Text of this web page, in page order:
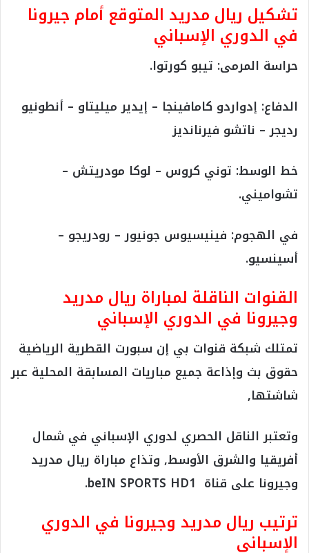
تشكيل ريال مدريد المتوقع أمام جيرونا
في الدوري الإسباني
حراسة المرمى: تيبو كورتوا.
الدفاع: إدواردو كامافينجا – إيدير ميليتاو – أنطونيو
رديجر – ناتشو فيرنانديز
خط الوسط: توني كروس – لوكا مودريتش –
تشواميني.
في الهجوم: فينيسيوس جونيور – رودريجو –
أسينسيو.
القنوات الناقلة لمباراة ريال مدريد
وجيرونا في الدوري الإسباني
تمتلك شبكة قنوات بي إن سبورت القطرية الرياضية
حقوق بث وإذاعة جميع مباريات المسابقة المحلية عبر
شاشتها,
وتعتبر الناقل الحصري لدوري الإسباني في شمال
أفريقيا والشرق الأوسط, وتذاع مباراة ريال مدريد
وجيرونا على قناة beIN SPORTS HD1.
ترتيب ريال مدريد وجيرونا في الدوري
الإسباني